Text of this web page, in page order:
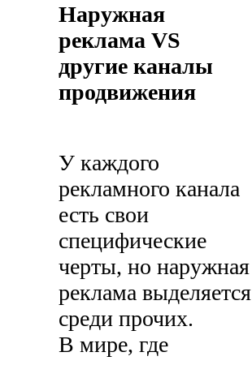
Наружная
реклама VS
другие каналы
продвижения
У каждого
рекламного канала
есть свои
специфические
черты, но наружная
реклама выделяется
среди прочих.
В мире, где